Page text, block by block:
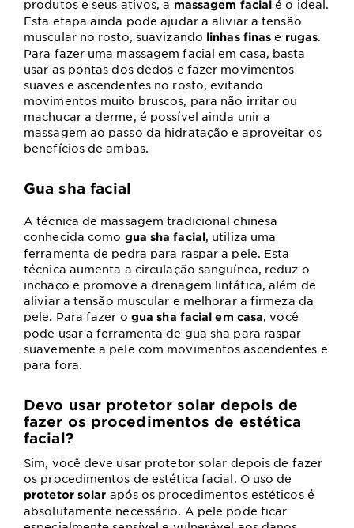
produtos e seus ativos, a massagem facial é o ideal.
Esta etapa ainda pode ajudar a aliviar a tensão
muscular no rosto, suavizando linhas finas e rugas.
Para fazer uma massagem facial em casa, basta
usar as pontas dos dedos e fazer movimentos
suaves e ascendentes no rosto, evitando
movimentos muito bruscos, para não irritar ou
machucar a derme, é possível ainda unir a
massagem ao passo da hidratação e aproveitar os
benefícios de ambas.
Gua sha facial
A técnica de massagem tradicional chinesa
conhecida como gua sha facial, utiliza uma
ferramenta de pedra para raspar a pele. Esta
técnica aumenta a circulação sanguínea, reduz o
inchaço e promove a drenagem linfática, além de
aliviar a tensão muscular e melhorar a firmeza da
pele. Para fazer o gua sha facial em casa, você
pode usar a ferramenta de gua sha para raspar
suavemente a pele com movimentos ascendentes e
para fora.
Devo usar protetor solar depois de
fazer os procedimentos de estética
facial?
Sim, você deve usar protetor solar depois de fazer
os procedimentos de estética facial. O uso de
protetor solar após os procedimentos estéticos é
absolutamente necessário. A pele pode ficar